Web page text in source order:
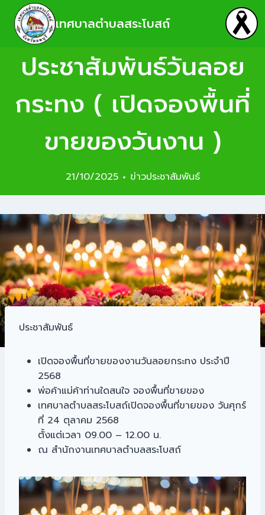
เทศบาลตำบลสระโบสถ์
ประชาสัมพันธ์วันลอย
กระทง ( เปิดจองพื้นที่
ขายของวันงาน )
21/10/2025 ข่าวประชาสัมพันธ์
ประชาสัมพันธ์
เปิดจองพื้นที่ขายของงานวันลอยกระทง ประจำปี
2568
พ่อค้าแม่ค้าท่านใดสนใจ จองพื้นที่ขายของ
เทศบาลตำบลสระโบสถ์เปิดจองพื้นที่ขายของ วันศุกร์
ที่ 24 ตุลาคม 2568
ตั้งแต่เวลา 09.00 – 12.00 น.
ณ สำนักงานเทศบาลตำบลสระโบสถ์